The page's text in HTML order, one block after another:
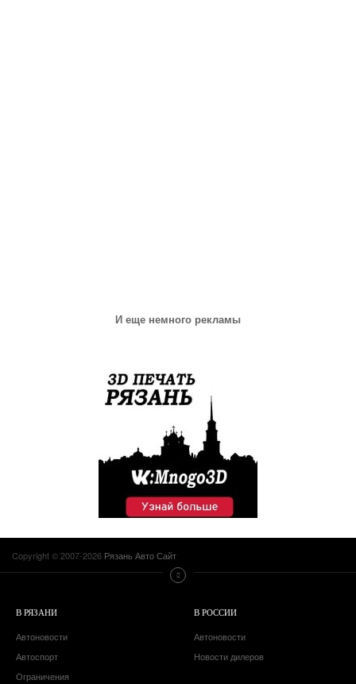
И еще немного рекламы
Copyright © 2007-2026 Рязань Авто Сайт
В РЯЗАНИ
Автоновости
Автоспорт
Ограничения
В РОССИИ
Автоновости
Новости дилеров